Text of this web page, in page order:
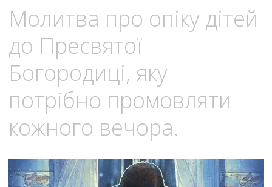
Молитва про опіку дітей
до Пресвятої
Богородиці, яку
потрібно промовляти
кожного вечора.